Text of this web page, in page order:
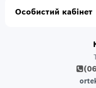
Особистий кабінет